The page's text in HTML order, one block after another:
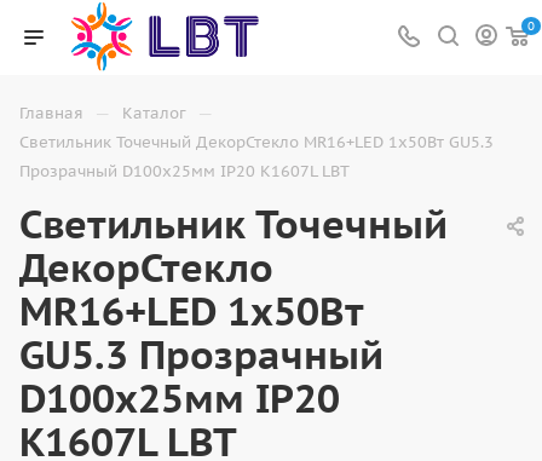
0
Главная — Каталог —
Светильник Точечный ДекорСтекло MR16+LED 1х50Вт GU5.3
Прозрачный D100х25мм IP20 K1607L LBT
Светильник Точечный
ДекорСтекло
MR16+LED 1х50Вт
GU5.3 Прозрачный
D100х25мм IP20
K1607L LBT